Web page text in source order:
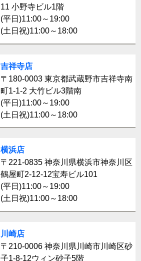
11 小野寺ビル1階
(平日)11:00～19:00
(土日祝)11:00～18:00
吉祥寺店
〒180-0003 東京都武蔵野市吉祥寺南
町1-1-2 大竹ビル3階南
(平日)11:00～19:00
(土日祝)11:00～18:00
横浜店
〒221-0835 神奈川県横浜市神奈川区
鶴屋町2-12-12宝寿ビル101
(平日)11:00～19:00
(土日祝)11:00～18:00
川崎店
〒210-0006 神奈川県川崎市川崎区砂
子1-8-12ウィン砂子5階